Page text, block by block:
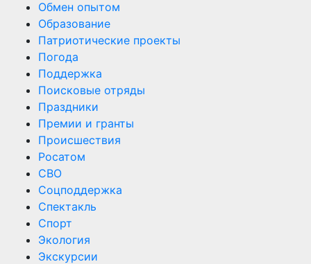
Обмен опытом
Образование
Патриотические проекты
Погода
Поддержка
Поисковые отряды
Праздники
Премии и гранты
Происшествия
Росатом
СВО
Соцподдержка
Спектакль
Спорт
Экология
Экскурсии